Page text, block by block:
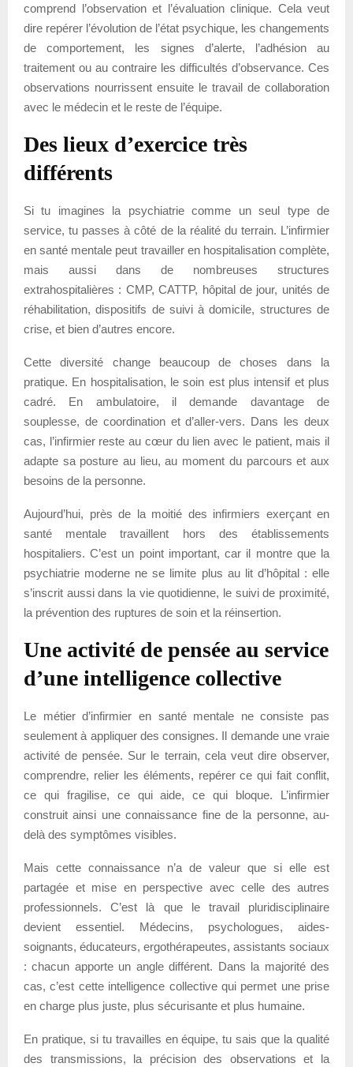
comprend l’observation et l’évaluation clinique. Cela veut
dire repérer l’évolution de l’état psychique, les changements
de comportement, les signes d’alerte, l’adhésion au
traitement ou au contraire les difficultés d’observance. Ces
observations nourrissent ensuite le travail de collaboration
avec le médecin et le reste de l’équipe.
Des lieux d’exercice très
différents
Si tu imagines la psychiatrie comme un seul type de
service, tu passes à côté de la réalité du terrain. L’infirmier
en santé mentale peut travailler en hospitalisation complète,
mais aussi dans de nombreuses structures
extrahospitalières : CMP, CATTP, hôpital de jour, unités de
réhabilitation, dispositifs de suivi à domicile, structures de
crise, et bien d’autres encore.
Cette diversité change beaucoup de choses dans la
pratique. En hospitalisation, le soin est plus intensif et plus
cadré. En ambulatoire, il demande davantage de
souplesse, de coordination et d’aller-vers. Dans les deux
cas, l’infirmier reste au cœur du lien avec le patient, mais il
adapte sa posture au lieu, au moment du parcours et aux
besoins de la personne.
Aujourd’hui, près de la moitié des infirmiers exerçant en
santé mentale travaillent hors des établissements
hospitaliers. C’est un point important, car il montre que la
psychiatrie moderne ne se limite plus au lit d’hôpital : elle
s’inscrit aussi dans la vie quotidienne, le suivi de proximité,
la prévention des ruptures de soin et la réinsertion.
Une activité de pensée au service
d’une intelligence collective
Le métier d’infirmier en santé mentale ne consiste pas
seulement à appliquer des consignes. Il demande une vraie
activité de pensée. Sur le terrain, cela veut dire observer,
comprendre, relier les éléments, repérer ce qui fait conflit,
ce qui fragilise, ce qui aide, ce qui bloque. L’infirmier
construit ainsi une connaissance fine de la personne, au-
delà des symptômes visibles.
Mais cette connaissance n’a de valeur que si elle est
partagée et mise en perspective avec celle des autres
professionnels. C’est là que le travail pluridisciplinaire
devient essentiel. Médecins, psychologues, aides-
soignants, éducateurs, ergothérapeutes, assistants sociaux
: chacun apporte un angle différent. Dans la majorité des
cas, c’est cette intelligence collective qui permet une prise
en charge plus juste, plus sécurisante et plus humaine.
En pratique, si tu travailles en équipe, tu sais que la qualité
des transmissions, la précision des observations et la